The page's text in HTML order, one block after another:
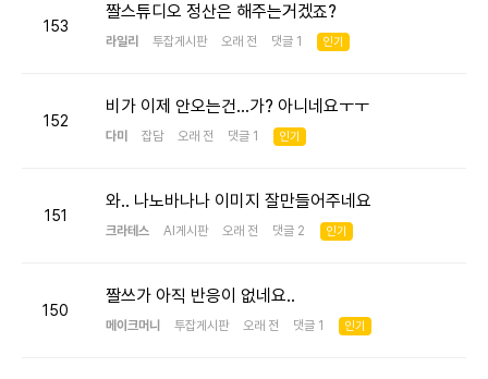
153
짤스튜디오 정산은 해주는거겠죠?
라일리 투잡게시판 오래 전 댓글 1 인기
152
비가 이제 안오는건...가? 아니네요ㅜㅜ
다미 잡담 오래 전 댓글 1 인기
151
와.. 나노바나나 이미지 잘만들어주네요
크라테스 AI게시판 오래 전 댓글 2 인기
150
짤쓰가 아직 반응이 없네요..
메이크머니 투잡게시판 오래 전 댓글 1 인기